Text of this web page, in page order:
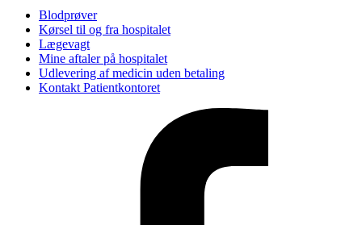
Blodprøver
Kørsel til og fra hospitalet
Lægevagt
Mine aftaler på hospitalet
Udlevering af medicin uden betaling
Kontakt Patientkontoret